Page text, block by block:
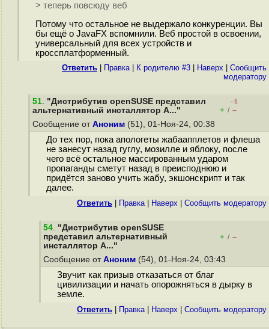
> теперь повсюду веб
Потому что остальное не выдержало конкуренции. Вы
бы ещё о JavaFX вспомнили. Веб простой в освоении,
универсальный для всех устройств и
кроссплатформенный.
Ответить Правка| К родителю #3 Наверх
Cообщить
модератору
51. "Дистрибутив openSUSE представил
альтернативный инсталлятор A..."
–1
+ / –
Сообщение от Аноним (51), 01-Ноя-24, 00:38
До тех пор, пока апологеты жабаапплетов и флеша
не занесут назад гуглу, мозилле и яблоку, после
чего всё остальное массированным ударом
пропаганды сметут назад в преисподнюю и
придётся заново учить жабу, экшонскрипт и так
далее.
Ответить Правка| Наверх Cообщить модератору
54. "Дистрибутив openSUSE
представил альтернативный
инсталлятор A..."
+ / –
Сообщение от Аноним (54), 01-Ноя-24, 03:43
Звучит как призыв отказаться от благ
цивилизации и начать опорожняться в дырку в
земле.
Ответить Правка| Наверх Cообщить модератору